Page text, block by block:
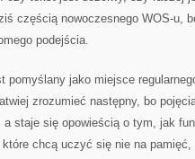
częścią nowoczesnego WOS-u,
podejścia.
pomyślany jako miejsce
zrozumieć następny, bo
a staje się opowieścią o tym, jak
chcą uczyć się nie na